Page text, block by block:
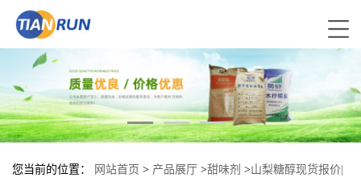
您当前的位置： 网站首页 > 产品展厅 >甜味剂 >山梨糖醇现货报价|